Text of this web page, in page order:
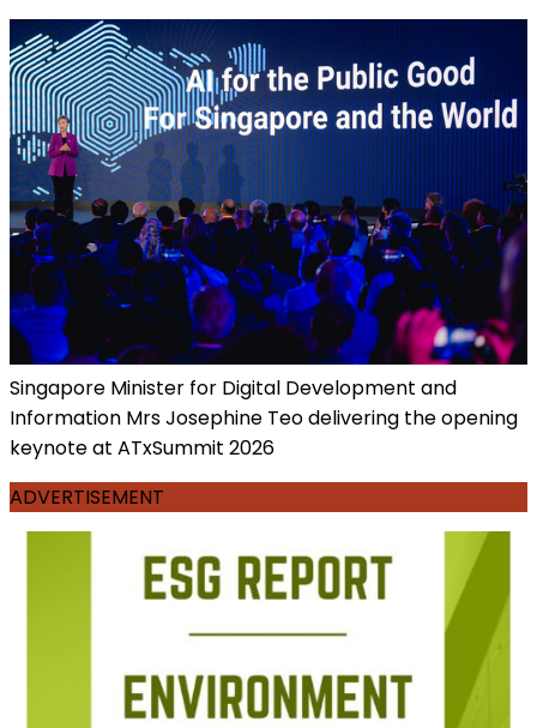
Singapore Minister for Digital Development and
Information Mrs Josephine Teo delivering the opening
keynote at ATxSummit 2026
ADVERTISEMENT